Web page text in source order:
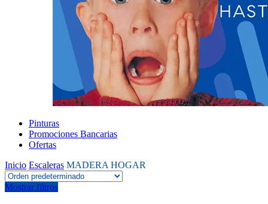
Pinturas
Promociones Bancarias
Ofertas
Inicio Escaleras MADERA HOGAR
Mostrar filtros